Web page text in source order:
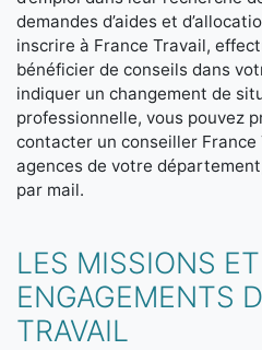
demandes d’aides et
inscrire à France Travail,
bénéficier de conseils dans
indiquer un changement de
professionnelle, vous pouvez
contacter un conseiller France
agences de votre
par mail.
LES MISSIONS ET
ENGAGEMENTS
TRAVAIL